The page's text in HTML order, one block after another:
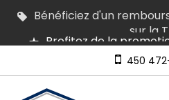
Profitez de la
équiper
Plusieurs maisons en
rapide |
Découvrez nos
aménagement extérieur
450